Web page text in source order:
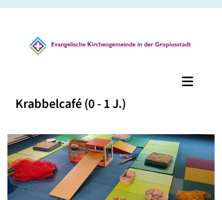
Krabbelcafé (0 - 1 J.)